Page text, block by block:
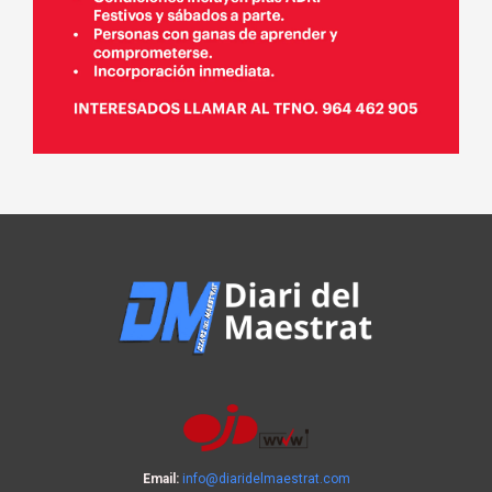
Email: info@diaridelmaestrat.com